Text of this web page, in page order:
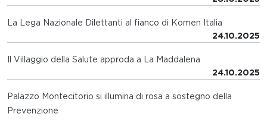
La Lega Nazionale Dilettanti al fianco di Komen Italia
24.10.2025
Il Villaggio della Salute approda a La Maddalena
24.10.2025
Palazzo Montecitorio si illumina di rosa a sostegno della
Prevenzione